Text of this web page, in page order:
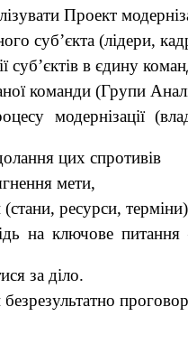
Проект
суб’єкта (лідери,
суб’єктів в єдину
команди (Групи
модернізації
цих спротивів
мети,
ресурси,
на ключове
за діло.